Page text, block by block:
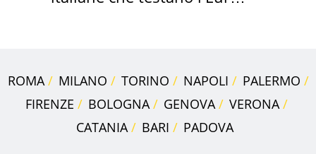
ROMA MILANO TORINO NAPOLI
PALERMO
FIRENZE
BOLOGNA GENOVA
VERONA
CATANIA
BARI PADOVA